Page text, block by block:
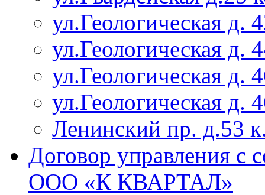
ул.Геологическая д.
ул.Геологическая д.
ул.Геологическая д.
ул.Геологическая д.
Ленинский пр. д.53
Договор управления с
ООО «К КВАРТАЛ»